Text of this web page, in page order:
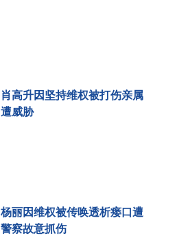
肖高升因坚持维权被打伤亲属
遭威胁
杨丽因维权被传唤透析瘘口遭
警察故意抓伤